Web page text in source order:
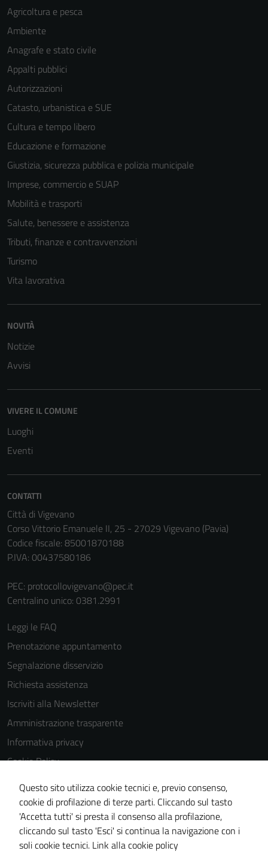
Agricoltura e pesca
Ambiente
Anagrafe e stato civile
Appalti pubblici
Autorizzazioni
Catasto, urbanistica e SUE
Cultura e tempo libero
Educazione e formazione
Giustizia, sicurezza pubblica e polizia municipale
Imprese, commercio e SUAP
Mobilità e trasporti
Salute, benessere e assistenza
Tributi, finanze e contravvenzioni
Turismo
Vita lavorativa
NOVITÀ
Notizie
Avvisi
VIVERE IL COMUNE
Luoghi
Eventi
CONTATTI
Città di Vigevano
Corso Vittorio Emanuele II, 25 - 27029 Vigevano (Pavia)
Codice fiscale: 85001870188
P.IVA: 00437580186
PEC: protocollovigevano@pec.it
Centralino unico: 0381.2991
Leggi le FAQ
Prenotazione appuntamento
Segnalazione disservizio
Richiesta assistenza
Iscriviti alla Newsletter
Amministrazione trasparente
Informativa privacy
Cookie Policy
Media policy
Note legali
Dichiarazione di accessibilità
Piano di miglioramento del sito
Questo sito utilizza cookie tecnici e, previo consenso,
cookie di profilazione di terze parti. Cliccando sul tasto
'Accetta tutti' si presta il consenso alla profilazione,
cliccando sul tasto 'Esci' si continua la navigazione con i
soli cookie tecnici. Link alla cookie policy
Tecnici
Questi cookie
non raccolgono